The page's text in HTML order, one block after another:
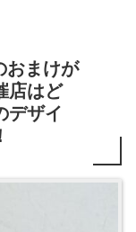
おまけが
店はど
デザイ